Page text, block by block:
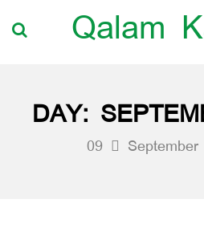
Qalam
DAY:
September
09